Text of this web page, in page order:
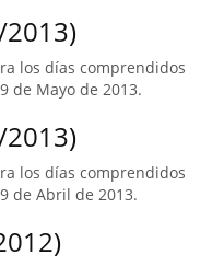
los días comprendidos
de Mayo de 2013.
los días comprendidos
de Abril de 2013.